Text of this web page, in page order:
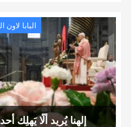
البابا لاون
إلهنا يُريد ألّا يَهلِك